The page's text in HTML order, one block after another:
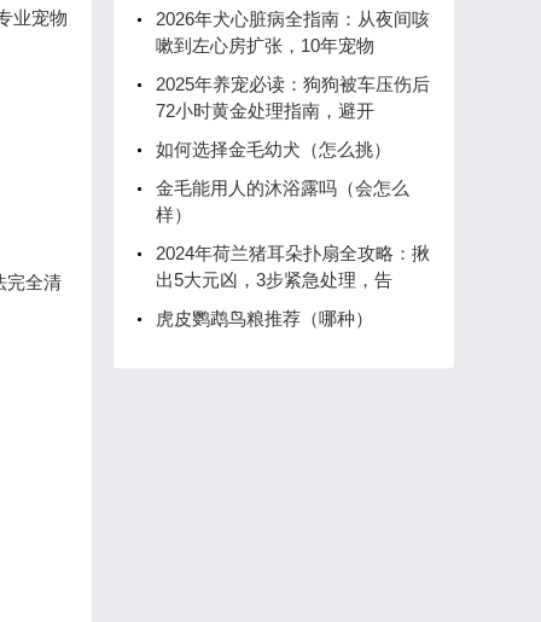
业宠物
完全清
2026年犬心脏病全指南：从夜间咳
嗽到左心房扩张，10年宠物
2025年养宠必读：狗狗被车压伤后
72小时黄金处理指南，避开
如何选择金毛幼犬（怎么挑）
金毛能用人的沐浴露吗（会怎么
样）
2024年荷兰猪耳朵扑扇全攻略：揪
出5大元凶，3步紧急处理，告
虎皮鹦鹉鸟粮推荐（哪种）